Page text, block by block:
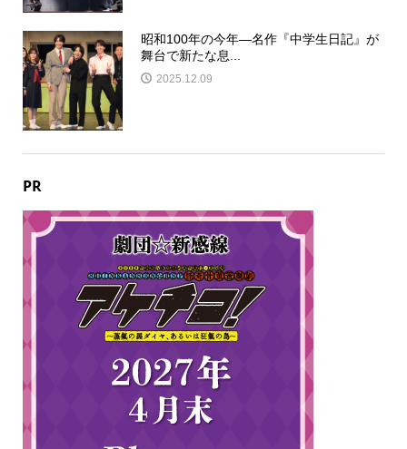
昭和100年の今年―名作『中学生日記』が
舞台で新たな息...
2025.12.09
PR